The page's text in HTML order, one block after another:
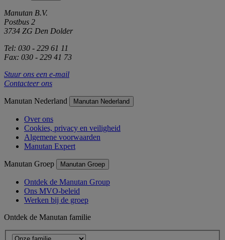
Manutan B.V.
Postbus 2
3734 ZG Den Dolder
Tel: 030 - 229 61 11
Fax: 030 - 229 41 73
Stuur ons een e-mail
Contacteer ons
Manutan Nederland Manutan Nederland
Over ons
Cookies, privacy en veiligheid
Algemene voorwaarden
Manutan Expert
Manutan Groep Manutan Groep
Ontdek de Manutan Group
Ons MVO-beleid
Werken bij de groep
Ontdek de Manutan familie